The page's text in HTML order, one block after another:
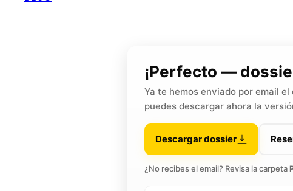
¡Perfecto —
Ya te hemos enviado por email
puedes descargar ahora la
Descargar dossier
¿No recibes el email? Revisa la carpeta